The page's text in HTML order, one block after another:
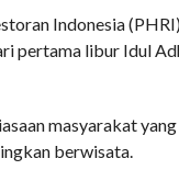
Indonesia
pertama libur Idul
masyarakat
berwisata.